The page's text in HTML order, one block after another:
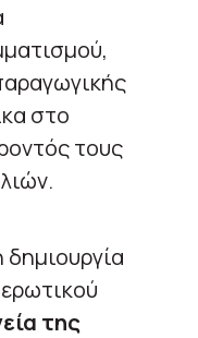
στο
τους
δημιουργία
της